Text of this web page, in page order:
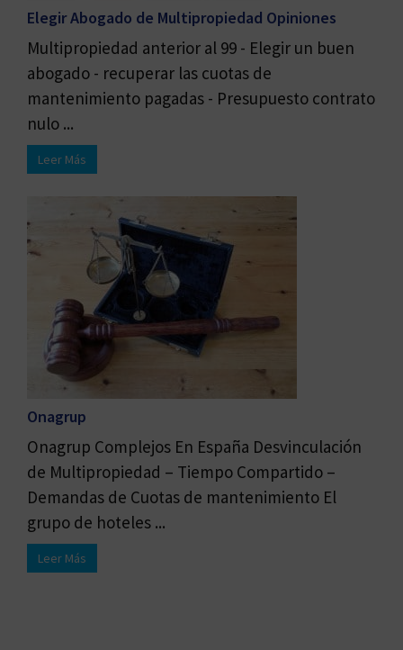
Elegir Abogado de Multipropiedad Opiniones
Multipropiedad anterior al 99 - Elegir un buen
abogado - recuperar las cuotas de
mantenimiento pagadas - Presupuesto contrato
nulo ...
Leer Más
Onagrup
Onagrup Complejos En España Desvinculación
de Multipropiedad – Tiempo Compartido –
Demandas de Cuotas de mantenimiento El
grupo de hoteles ...
Leer Más